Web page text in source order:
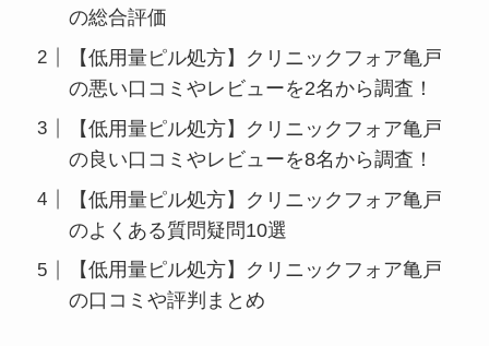
の総合評価
【低用量ピル処方】クリニックフォア亀戸
の悪い口コミやレビューを2名から調査！
【低用量ピル処方】クリニックフォア亀戸
の良い口コミやレビューを8名から調査！
【低用量ピル処方】クリニックフォア亀戸
のよくある質問疑問10選
【低用量ピル処方】クリニックフォア亀戸
の口コミや評判まとめ